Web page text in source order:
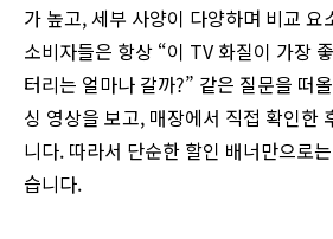
가 높고, 세부 사양이 다양하며 비교 요
소비자들은 항상 “이 TV 화질이 가장
터리는 얼마나 갈까?” 같은 질문을 떠
싱 영상을 보고, 매장에서 직접 확인한
니다. 따라서 단순한 할인 배너만으로
습니다.